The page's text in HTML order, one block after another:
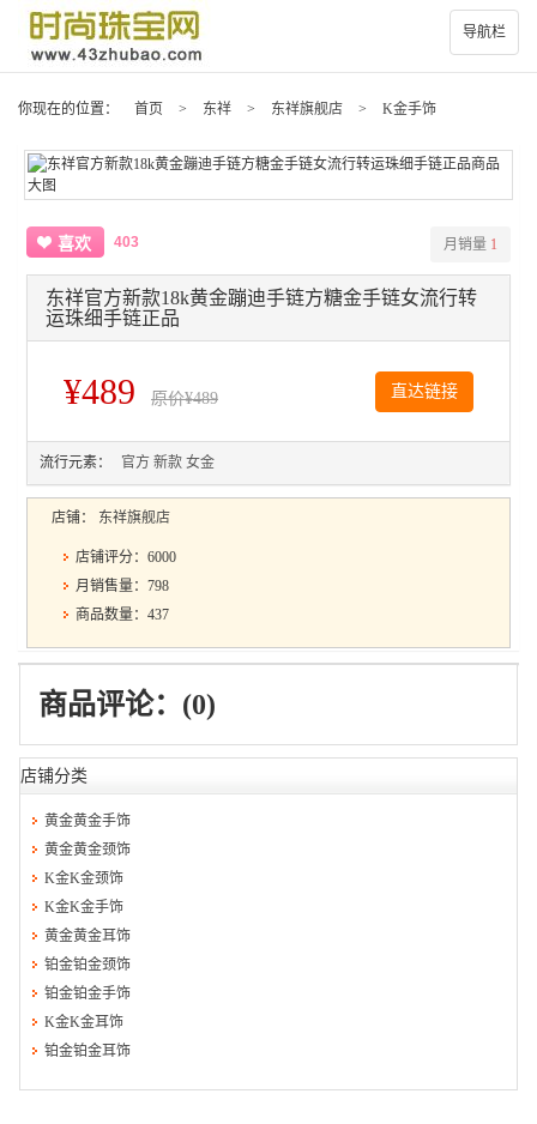
导航栏
你现在的位置： 首页 > 东祥 > 东祥旗舰店 > K金手饰
喜欢 403 月销量 1
东祥官方新款18k黄金蹦迪手链方糖金手链女流行转
运珠细手链正品
¥489 原价¥489 直达链接
流行元素： 官方 新款 女金
店铺： 东祥旗舰店
店铺评分：6000
月销售量：798
商品数量：437
商品评论：(0)
店铺分类
黄金黄金手饰
黄金黄金颈饰
K金K金颈饰
K金K金手饰
黄金黄金耳饰
铂金铂金颈饰
铂金铂金手饰
K金K金耳饰
铂金铂金耳饰